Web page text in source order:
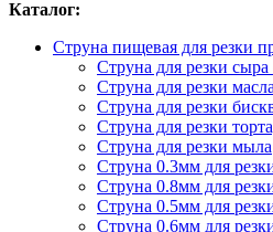
Каталог:
Струна пищевая для резки
Струна для резки
Струна для резки
Струна для резки
Струна для резки
Струна для резки мыла
Струна 0.3мм для
Струна 0.8мм для
Струна 0.5мм для
Струна 0.6мм для